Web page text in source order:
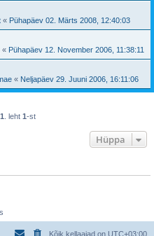
« Pühapäev 02. Märts 2008, 12:40:03
« Pühapäev 12. November 2006, 11:38:11
« Neljapäev 29. Juuni 2006, 16:11:06
1 . leht 1-st
Hüppa
Kõik kellaajad on UTC+03:00